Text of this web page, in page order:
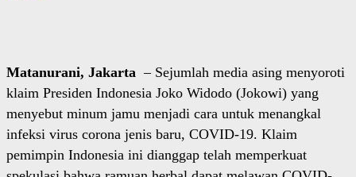
Matanurani, Jakarta – Sejumlah media asing menyoroti
klaim Presiden Indonesia Joko Widodo (Jokowi) yang
menyebut minum jamu menjadi cara untuk menangkal
infeksi virus corona jenis baru, COVID-19. Klaim
pemimpin Indonesia ini dianggap telah memperkuat